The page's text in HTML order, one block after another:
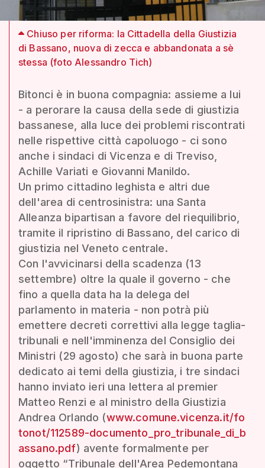
Chiuso per riforma: la Cittadella della Giustizia
di Bassano, nuova di zecca e abbandonata a sè
stessa (foto Alessandro Tich)
Bitonci è in buona compagnia: assieme a lui
- a perorare la causa della sede di giustizia
bassanese, alla luce dei problemi riscontrati
nelle rispettive città capoluogo - ci sono
anche i sindaci di Vicenza e di Treviso,
Achille Variati e Giovanni Manildo.
Un primo cittadino leghista e altri due
dell'area di centrosinistra: una Santa
Alleanza bipartisan a favore del riequilibrio,
tramite il ripristino di Bassano, del carico di
giustizia nel Veneto centrale.
Con l'avvicinarsi della scadenza (13
settembre) oltre la quale il governo - che
fino a quella data ha la delega del
parlamento in materia - non potrà più
emettere decreti correttivi alla legge taglia-
tribunali e nell'imminenza del Consiglio dei
Ministri (29 agosto) che sarà in buona parte
dedicato ai temi della giustizia, i tre sindaci
hanno inviato ieri una lettera al premier
Matteo Renzi e al ministro della Giustizia
Andrea Orlando (www.comune.vicenza.it/fo
tonot/112589-documento_pro_tribunale_di_b
assano.pdf) avente formalmente per
oggetto “Tribunale dell'Area Pedemontana